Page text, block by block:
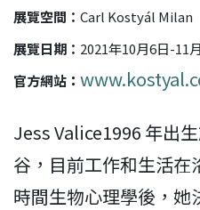
展覽空間： Carl Kostyál Milan
展覽日期： 2021年10月6日-11
官方網站 ：
Jess Valice1996 年出
谷，目前工作和生活
時間生物心理學後，她